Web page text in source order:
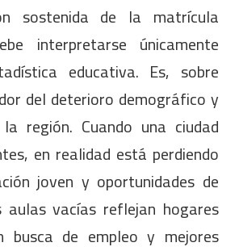
sostenida de la matrícula
interpretarse únicamente
educativa. Es, sobre
del deterioro demográfico y
región. Cuando una ciudad
en realidad está perdiendo
joven y oportunidades de
aulas vacías reflejan hogares
busca de empleo y mejores